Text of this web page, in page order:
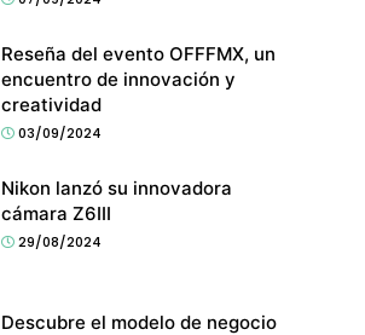
Reseña del evento OFFFMX, un
encuentro de innovación y
creatividad
03/09/2024
Nikon lanzó su innovadora
cámara Z6III
29/08/2024
Descubre el modelo de negocio